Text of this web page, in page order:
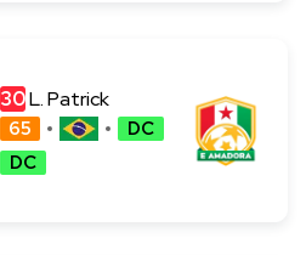
30L. Patrick
65
DC
DC